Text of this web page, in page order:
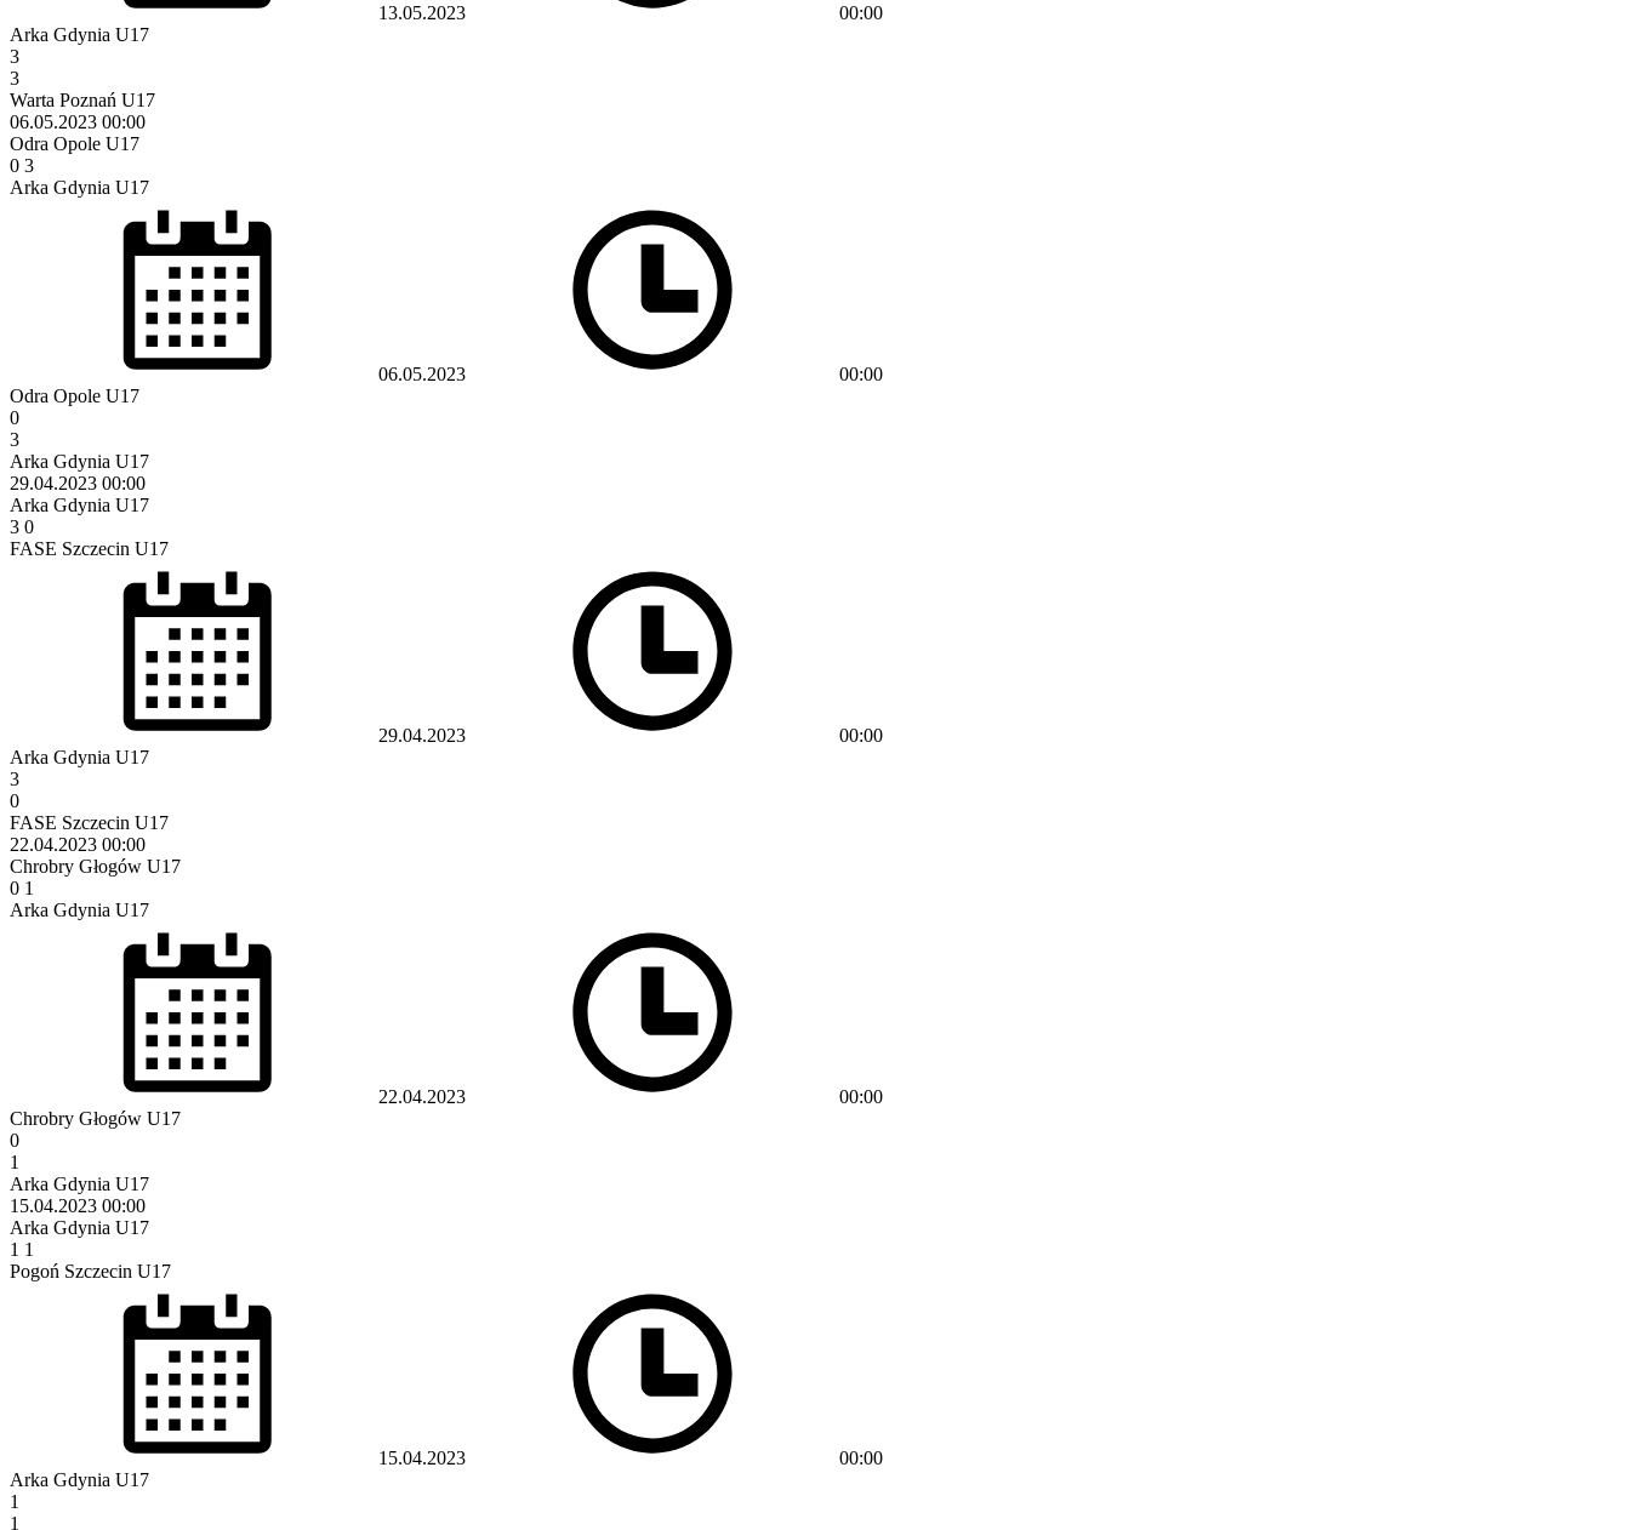
13.05.2023
00:00
Arka Gdynia U17
3
3
Warta Poznań U17
06.05.2023 00:00
Odra Opole U17
0 3
Arka Gdynia U17
06.05.2023
00:00
Odra Opole U17
0
3
Arka Gdynia U17
29.04.2023 00:00
Arka Gdynia U17
3 0
FASE Szczecin U17
29.04.2023
00:00
Arka Gdynia U17
3
0
FASE Szczecin U17
22.04.2023 00:00
Chrobry Głogów U17
0 1
Arka Gdynia U17
22.04.2023
00:00
Chrobry Głogów U17
0
1
Arka Gdynia U17
15.04.2023 00:00
Arka Gdynia U17
1 1
Pogoń Szczecin U17
15.04.2023
00:00
Arka Gdynia U17
1
1